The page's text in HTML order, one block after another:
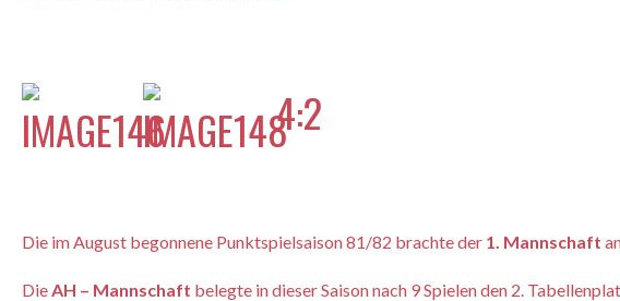
4:2
Die im August begonnene Punktspielsaison 81/82 brachte der 1. Mannschaft
DieAH – Mannschaft belegte in dieser Saison nach 9 Spielen den 2.